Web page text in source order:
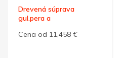
Drevená súprava
gul.pera a
Cena od 11,458 €